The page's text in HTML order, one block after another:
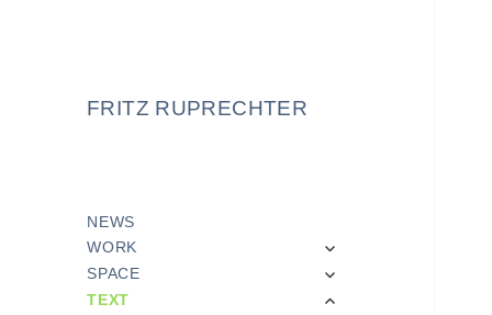
FRITZ RUPRECHTER
NEWS
WORK
child
menu
SPACE
child
menu
TEXT